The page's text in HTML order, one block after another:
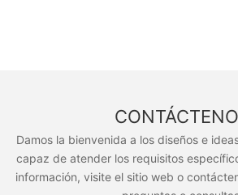
Damos la bienvenida a los diseños e
capaz de atender los requisitos
información, visite el sitio web o